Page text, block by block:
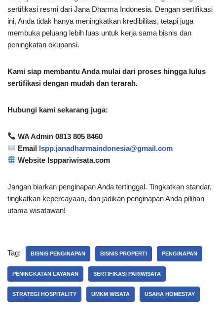
sertifikasi resmi dari Jana Dharma Indonesia. Dengan sertifikasi
ini, Anda tidak hanya meningkatkan kredibilitas, tetapi juga
membuka peluang lebih luas untuk kerja sama bisnis dan
peningkatan okupansi.
Kami siap membantu Anda mulai dari proses hingga lulus
sertifikasi dengan mudah dan terarah.
Hubungi kami sekarang juga:
WA Admin 0813 805 8460
Email lspp.janadharmaindonesia@gmail.com
Website lsppariwisata.com
Jangan biarkan penginapan Anda tertinggal. Tingkatkan standar,
tingkatkan kepercayaan, dan jadikan penginapan Anda pilihan
utama wisatawan!
Tag: BISNIS PENGINAPAN BISNIS PROPERTI PENGINAPAN
PENINGKATAN LAYANAN SERTIFIKASI PARIWISATA
STRATEGI HOSPITALITY UMKM WISATA USAHA HOMESTAY